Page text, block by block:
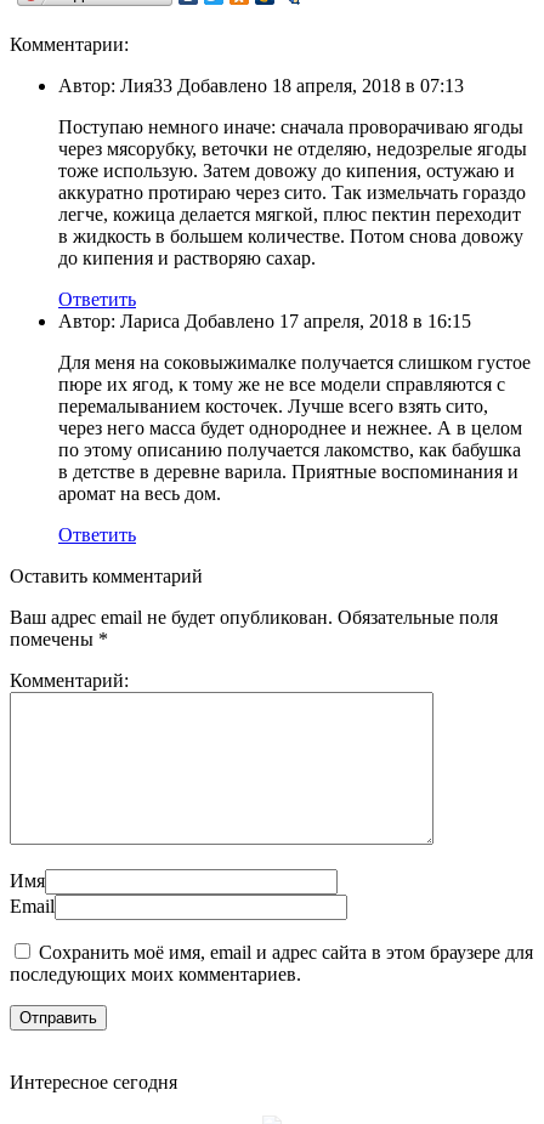
Комментарии:
Автор: Лия33 Добавлено 18 апреля, 2018 в 07:13
Поступаю немного иначе: сначала проворачиваю ягоды
через мясорубку, веточки не отделяю, недозрелые ягоды
тоже использую. Затем довожу до кипения, остужаю и
аккуратно протираю через сито. Так измельчать гораздо
легче, кожица делается мягкой, плюс пектин переходит
в жидкость в большем количестве. Потом снова довожу
до кипения и растворяю сахар.
Ответить
Автор: Лариса Добавлено 17 апреля, 2018 в 16:15
Для меня на соковыжималке получается слишком густое
пюре их ягод, к тому же не все модели справляются с
перемалыванием косточек. Лучше всего взять сито,
через него масса будет однороднее и нежнее. А в целом
по этому описанию получается лакомство, как бабушка
в детстве в деревне варила. Приятные воспоминания и
аромат на весь дом.
Ответить
Оставить комментарий
Ваш адрес email не будет опубликован. Обязательные поля
помечены *
Комментарий:
Имя
Email
Сохранить моё имя, email и адрес сайта в этом браузере для
последующих моих комментариев.
Интересное сегодня